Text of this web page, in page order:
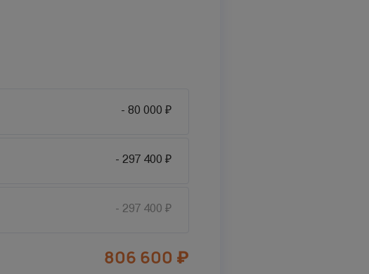
- 80 000 ₽
- 297 400 ₽
- 297 400 ₽
806 600 ₽